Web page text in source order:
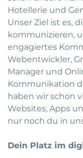
Hotellerie und
Unser Ziel ist es,
kommunizieren,
engagiertes
Webentwickler,
Manager und
Kommunikation
haben wir schon
Websites, Apps
nur noch du in
Dein Platz im